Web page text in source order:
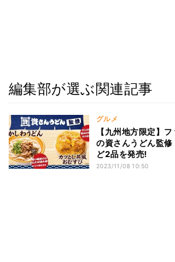
編集部が選ぶ関連記事
グルメ
【九州地方限定】
の資さんうどん監
ど2品を発売!
2023/11/08 10:50